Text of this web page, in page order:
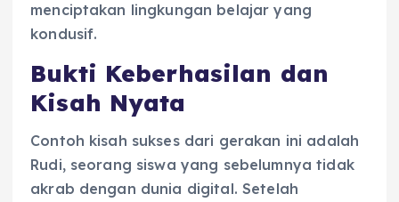
menciptakan lingkungan belajar yang
kondusif.
Bukti Keberhasilan dan
Kisah Nyata
Contoh kisah sukses dari gerakan ini adalah
Rudi, seorang siswa yang sebelumnya tidak
akrab dengan dunia digital. Setelah